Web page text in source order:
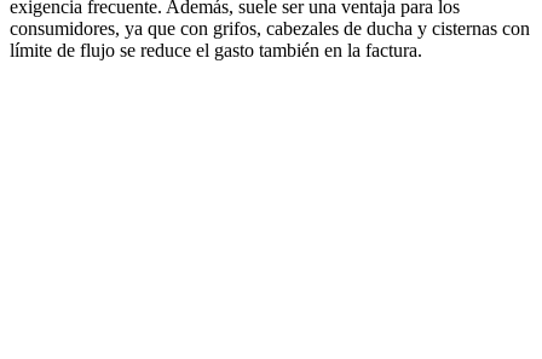
exigencia frecuente. Además, suele ser una ventaja para los
consumidores, ya que con grifos, cabezales de ducha y cisternas con
límite de flujo se reduce el gasto también en la factura.